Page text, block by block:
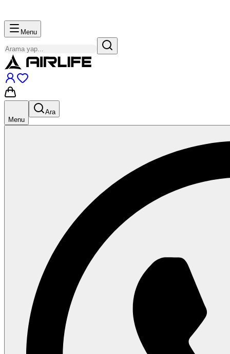
Menu
Menu
Ara